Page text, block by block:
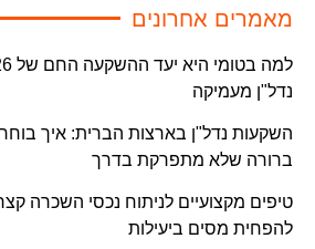
מאמרים אחרונים
נדל"ן מעמיקה
השקעות נדל"ן בארצות הברית: איך
ברורה שלא מתפרקת בדרך
טיפים מקצועיים לניתוח נכסי השכרה
להפחית מסים ביעילות